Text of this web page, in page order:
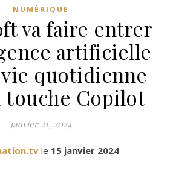
NUMÉRIQUE
va faire entrer
artificielle
vie quotidienne
touche Copilot
janvier 21, 2024
le 15 janvier 2024